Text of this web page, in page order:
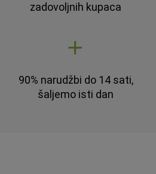
zadovoljnih kupaca
90% narudžbi do 14 sati,
šaljemo isti dan